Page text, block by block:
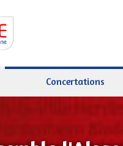
Concertations